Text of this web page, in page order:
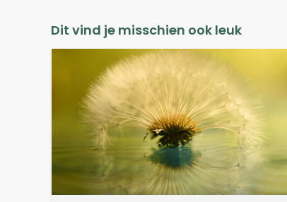
Dit vind je misschien ook leuk